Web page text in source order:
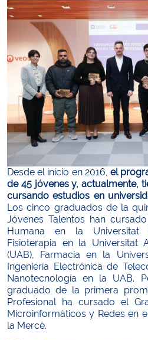
Desde el inicio en 2016, el
de 45 jóvenes y, actualmente,
cursando estudios en
Los cinco graduados de la
Jóvenes Talentos han
Humana en la Universitat
Fisioterapia en la Universitat
(UAB), Farmacia en la
Ingeniería Electrónica de
Nanotecnología en la UAB.
graduado de la primera
Profesional ha cursado el
Microinformáticos y Redes en
la Mercè.